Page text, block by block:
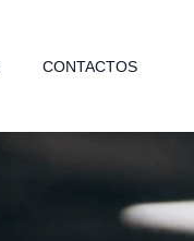
CONTACTOS